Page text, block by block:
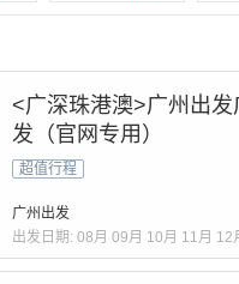
<广深珠港澳>广州出
发（官网专用）
超值行程
广州出发
出发日期: 08月 09月 10月 11月 12